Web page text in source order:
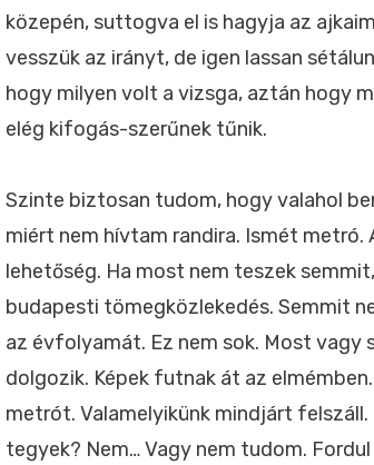
közepén, suttogva el is hagyja az
vesszük az irányt, de igen lassan
hogy milyen volt a vizsga, aztán hogy
elég kifogás-szerűnek tűnik.
Szinte biztosan tudom, hogy valahol
miért nem hívtam randira. Ismét metró.
lehetőség. Ha most nem teszek
budapesti tömegközlekedés. Semmit
az évfolyamát. Ez nem sok. Most vagy
dolgozik. Képek futnak át az
metrót. Valamelyikünk mindjárt
tegyek? Nem… Vagy nem tudom.